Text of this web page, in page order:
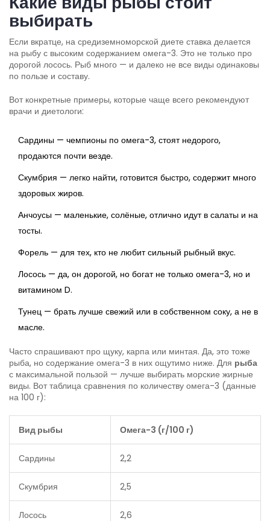
выбирать
Если вкратце, на средиземноморской диете ставка делается
на рыбу с высоким содержанием омега-3. Это не только про
дорогой лосось. Рыб много — и далеко не все виды одинаковы
по пользе и составу.
Вот конкретные примеры, которые чаще всего рекомендуют
врачи и диетологи:
Сардины — чемпионы по омега-3, стоят недорого,
продаются почти везде.
Скумбрия — легко найти, готовится быстро, содержит много
здоровых жиров.
Анчоусы — маленькие, солёные, отлично идут в салаты и на
тосты.
Форель — для тех, кто не любит сильный рыбный вкус.
Лосось — да, он дорогой, но богат не только омега-3, но и
витамином D.
Тунец — брать лучше свежий или в собственном соку, а не в
масле.
Часто спрашивают про щуку, карпа или минтая. Да, это тоже
рыба, но содержание омега-3 в них ощутимо ниже. Для рыба
с максимальной пользой — лучше выбирать морские жирные
виды. Вот таблица сравнения по количеству омега-3 (данные
на 100 г):
Вид рыбы Омега-3 (г/100 г)
Сардины 2,2
Скумбрия 2,5
Лосось 2,6